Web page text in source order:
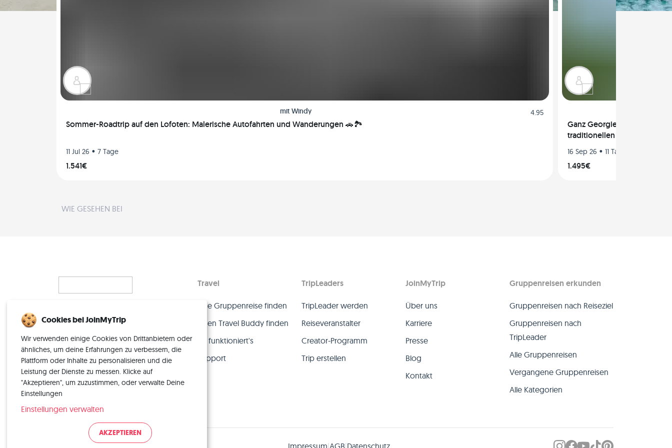
mit Windy 4.95
Sommer-Roadtrip auf den Lofoten: Malerische Autofahrten und Wanderungen 🚗🏞️
11 Jul 26 • 7 Tage
1.541€
Ganz Georgien in einem
traditionellen Wein und
16 Sep 26 • 11 Tage
1.495€
WIE GESEHEN BEI
– mit der perfekten Crew.
Travel
Eine Gruppenreise finden
Einen Travel Buddy finden
So funktioniert's
Support
TripLeaders
TripLeader werden
Reiseveranstalter
Creator-Programm
Trip erstellen
JoinMyTrip
Über uns
Karriere
Presse
Blog
Kontakt
Gruppenreisen erkunden
Gruppenreisen nach Reiseziel
Gruppenreisen nach
TripLeader
Alle Gruppenreisen
Vergangene Gruppenreisen
Alle Kategorien
© 2026 JoinMyTrip Impressum|AGB|Datenschutz
Cookies bei JoinMyTrip
Wir verwenden einige Cookies von Drittanbietern oder
ähnliches, um deine Erfahrungen zu verbessern, die
Plattform oder Inhalte zu personalisieren und die
Leistung der Dienste zu messen. Klicke auf
"Akzeptieren", um zuzustimmen, oder verwalte Deine
Einstellungen
Einstellungen verwalten
AKZEPTIEREN